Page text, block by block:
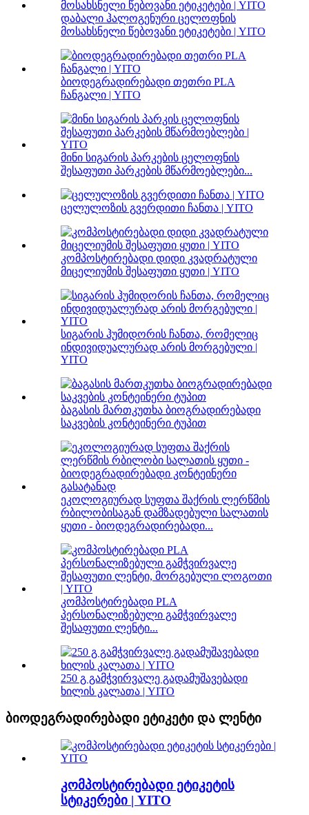
დაბალი ჰალოგენური ცელოფნის
მოსახსნელი წებოვანი ეტიკეტები | YITO
ბიოდეგრადირებადი თეთრი PLA
ჩანგალი | YITO
მინი სიგარის პარკების ცელოფნის
შესაფუთი პარკების მწარმოებლები...
ცელულოზის გვერდითი ჩანთა | YITO
კომპოსტირებადი დიდი კვადრატული
მიცელიუმის შესაფუთი ყუთი | YITO
სიგარის ჰუმიდორის ჩანთა, რომელიც
ინდივიდუალურად არის მორგებული |
YITO
ბაგასის მართკუთხა ბიოგრადირებადი
საკვების კონტეინერი ტუპით
ეკოლოგიურად სუფთა შაქრის ლერწმის
რბილობისაგან დამზადებული სალათის
ყუთი - ბიოდეგრადირებადი...
კომპოსტირებადი PLA
პერსონალიზებული გამჭვირვალე
შესაფუთი ლენტი...
250 გ გამჭვირვალე გადამუშავებადი
ხილის კალათა | YITO
ბიოდეგრადირებადი ეტიკეტი და ლენტი
კომპოსტირებადი ეტიკეტის
სტიკერები | YITO